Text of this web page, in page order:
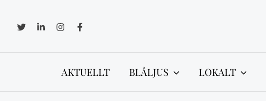
innehåll
AKTUELLT BLÅLJUS LOKALT